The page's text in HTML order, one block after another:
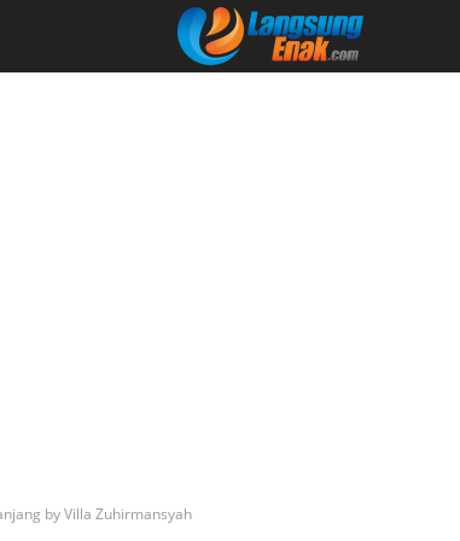
by Villa Zuhirmansyah